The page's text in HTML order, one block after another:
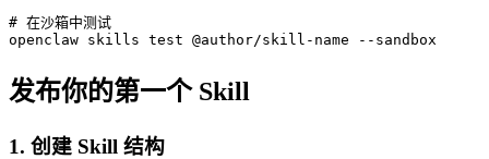
# 在沙箱中测试
openclaw skills test @author/skill-name --sandbox
发布你的第一个 Skill
1. 创建 Skill 结构